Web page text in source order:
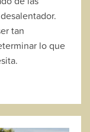
tan
lo que